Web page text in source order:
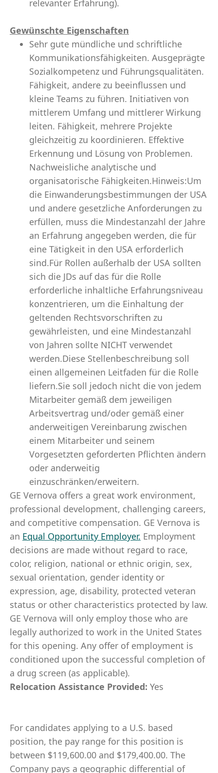
relevanter Erfahrung).
Gewünschte Eigenschaften
Sehr gute mündliche und schriftliche
Kommunikationsfähigkeiten. Ausgeprägte
Sozialkompetenz und Führungsqualitäten.
Fähigkeit, andere zu beeinflussen und
kleine Teams zu führen. Initiativen von
mittlerem Umfang und mittlerer Wirkung
leiten. Fähigkeit, mehrere Projekte
gleichzeitig zu koordinieren. Effektive
Erkennung und Lösung von Problemen.
Nachweisliche analytische und
organisatorische Fähigkeiten.Hinweis:Um
die Einwanderungsbestimmungen der USA
und andere gesetzliche Anforderungen zu
erfüllen, muss die Mindestanzahl der Jahre
an Erfahrung angegeben werden, die für
eine Tätigkeit in den USA erforderlich
sind.Für Rollen außerhalb der USA sollten
sich die JDs auf das für die Rolle
erforderliche inhaltliche Erfahrungsniveau
konzentrieren, um die Einhaltung der
geltenden Rechtsvorschriften zu
gewährleisten, und eine Mindestanzahl
von Jahren sollte NICHT verwendet
werden.Diese Stellenbeschreibung soll
einen allgemeinen Leitfaden für die Rolle
liefern.Sie soll jedoch nicht die von jedem
Mitarbeiter gemäß dem jeweiligen
Arbeitsvertrag und/oder gemäß einer
anderweitigen Vereinbarung zwischen
einem Mitarbeiter und seinem
Vorgesetzten geforderten Pflichten ändern
oder anderweitig
einzuschränken/erweitern.
GE Vernova offers a great work environment,
professional development, challenging careers,
and competitive compensation. GE Vernova is
an Equal Opportunity Employer. Employment
decisions are made without regard to race,
color, religion, national or ethnic origin, sex,
sexual orientation, gender identity or
expression, age, disability, protected veteran
status or other characteristics protected by law.
GE Vernova will only employ those who are
legally authorized to work in the United States
for this opening. Any offer of employment is
conditioned upon the successful completion of
a drug screen (as applicable).
Relocation Assistance Provided: Yes
For candidates applying to a U.S. based
position, the pay range for this position is
between $119,600.00 and $179,400.00. The
Company pays a geographic differential of